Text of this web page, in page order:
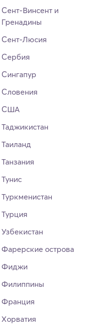
Сент-Винсент и
Гренадины
Сент-Люсия
Сербия
Сингапур
Словения
США
Таджикистан
Таиланд
Танзания
Тунис
Туркменистан
Турция
Узбекистан
Фарерские острова
Фиджи
Филиппины
Франция
Хорватия